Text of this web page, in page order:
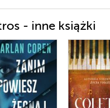
- inne książki